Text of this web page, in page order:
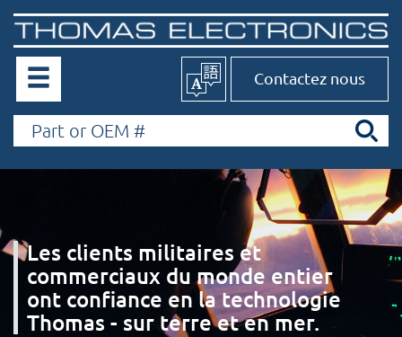
Contactez nous
Les clients militaires et
commerciaux du monde entier
ont confiance en la technologie
Thomas - sur terre et en mer.